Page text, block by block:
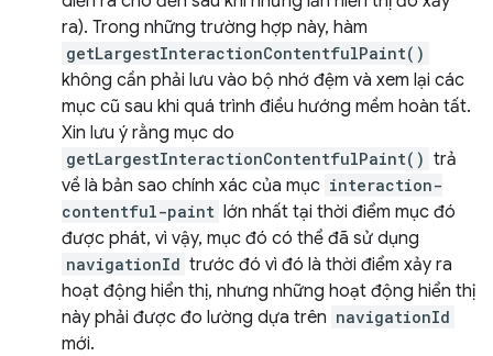
ra). Trong những trường hợp này, hàm
getLargestInteractionContentfulPaint()
không cần phải lưu vào bộ nhớ đệm và xem lại các
mục cũ sau khi quá trình điều hướng mềm hoàn tất.
Xin lưu ý rằng mục do
getLargestInteractionContentfulPaint() trả
về là bản sao chính xác của mục interaction-
contentful-paint lớn nhất tại thời điểm mục đó
được phát, vì vậy, mục đó có thể đã sử dụng
navigationId trước đó vì đó là thời điểm xảy ra
hoạt động hiển thị, nhưng những hoạt động hiển thị
này phải được đo lường dựa trên navigationId
mới.